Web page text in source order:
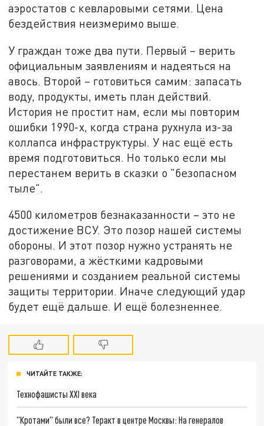
аэростатов с кевларовыми сетями. Цена
бездействия неизмеримо выше.
У граждан тоже два пути. Первый – верить
официальным заявлениям и надеяться на
авось. Второй – готовиться самим: запасать
воду, продукты, иметь план действий.
История не простит нам, если мы повторим
ошибки 1990-х, когда страна рухнула из-за
коллапса инфраструктуры. У нас ещё есть
время подготовиться. Но только если мы
перестанем верить в сказки о "безопасном
тыле".
4500 километров безнаказанности – это не
достижение ВСУ. Это позор нашей системы
обороны. И этот позор нужно устранять не
разговорами, а жёсткими кадровыми
решениями и созданием реальной системы
защиты территории. Иначе следующий удар
будет ещё дальше. И ещё болезненнее.
ЧИТАЙТЕ ТАКЖЕ:
Технофашисты XXI века
"Кротами" были все? Теракт в центре Москвы: На генералов